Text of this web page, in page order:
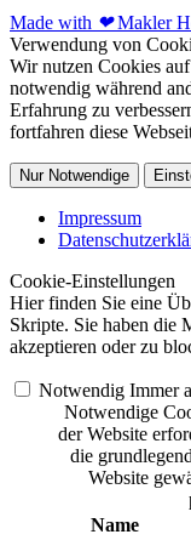
Made with ❤Makler
Verwendung von
Wir nutzen Cookies
notwendig während
Erfahrung zu
fortfahren diese
Nur Notwendige
Impressum
Cookie-Einstellungen
Hier finden Sie eine
Skripte. Sie haben die
akzeptieren oder zu
Notwendig Immer
Notwendige
der Website
die
Website
Name